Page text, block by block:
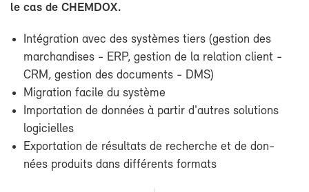
le cas de CHEM­DOX.
In­té­gra­tion avec des sys­tèmes tiers (ges­tion des
mar­chan­dises - ERP, ges­tion de la re­la­tion client -
CRM, ges­tion des do­cu­ments - DMS)
Mi­gra­tion fa­cile du sys­tème
Im­por­ta­tion de don­nées à par­tir d'autres so­lu­tions
lo­gi­cielles
Ex­por­ta­tion de ré­sul­tats de re­cherche et de don­
nées pro­duits dans dif­fé­rents for­mats